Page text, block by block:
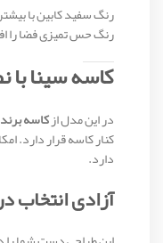
رنگ سفید کابین با
رنگ حس تمیزی فضا را
کاسه سینا
در این مدل ازکاسه
کنار کاسه قرار دارد.
دارد.
آزادی